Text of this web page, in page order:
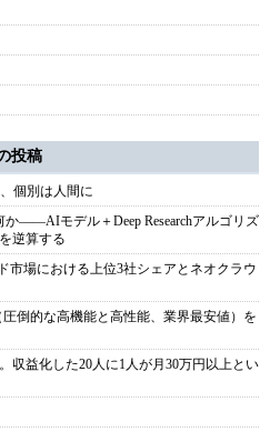
投稿
個別は人間に
――AIモデル＋Deep Researchアルゴリズ
逆算する
市場における上位3社シェアとネオクラウ
圧倒的な高機能と高性能、業界最安値）を
収益化した20人に1人が月30万円以上とい